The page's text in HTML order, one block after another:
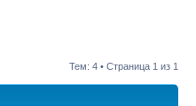
Тем: 4 • Страница 1 из 1